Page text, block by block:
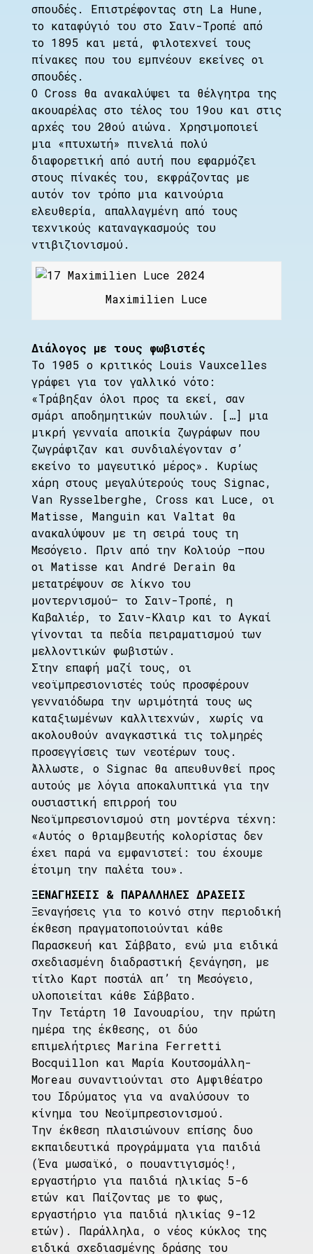
σπουδές. Επιστρέφοντας στη La Hune,
το καταφύγιό του στο Σαιν-Τροπέ από
το 1895 και μετά, φιλοτεχνεί τους
πίνακες που του εμπνέουν εκείνες οι
σπουδές.
Ο Cross θα ανακαλύψει τα θέλγητρα της
ακουαρέλας στο τέλος του 19ου και στις
αρχές του 20ού αιώνα. Χρησιμοποιεί
μια «πτυχωτή» πινελιά πολύ
διαφορετική από αυτή που εφαρμόζει
στους πίνακές του, εκφράζοντας με
αυτόν τον τρόπο μια καινούρια
ελευθερία, απαλλαγμένη από τους
τεχνικούς καταναγκασμούς του
ντιβιζιονισμού.
Maximilien Luce
Διάλογος με τους φωβιστές
Το 1905 ο κριτικός Louis Vauxcelles
γράφει για τον γαλλικό νότο:
«Τράβηξαν όλοι προς τα εκεί, σαν
σμάρι αποδημητικών πουλιών. […] μια
μικρή γενναία αποικία ζωγράφων που
ζωγράφιζαν και συνδιαλέγονταν σ’
εκείνο το μαγευτικό μέρος». Κυρίως
χάρη στους μεγαλύτερούς τους Signac,
Van Rysselberghe, Cross και Luce, οι
Matisse, Manguin και Valtat θα
ανακαλύψουν με τη σειρά τους τη
Μεσόγειο. Πριν από την Κολιούρ –που
οι Matisse και André Derain θα
μετατρέψουν σε λίκνο του
μοντερνισμού– το Σαιν-Τροπέ, η
Καβαλιέρ, το Σαιν-Κλαιρ και το Αγκαί
γίνονται τα πεδία πειραματισμού των
μελλοντικών φωβιστών.
Στην επαφή μαζί τους, οι
νεοϊμπρεσιονιστές τούς προσφέρουν
γενναιόδωρα την ωριμότητά τους ως
καταξιωμένων καλλιτεχνών, χωρίς να
ακολουθούν αναγκαστικά τις τολμηρές
προσεγγίσεις των νεοτέρων τους.
Άλλωστε, ο Signac θα απευθυνθεί προς
αυτούς με λόγια αποκαλυπτικά για την
ουσιαστική επιρροή του
Νεοϊμπρεσιονισμού στη μοντέρνα τέχνη:
«Αυτός ο θριαμβευτής κολορίστας δεν
έχει παρά να εμφανιστεί: του έχουμε
έτοιμη την παλέτα του».
ΞΕΝΑΓΗΣΕΙΣ & ΠΑΡΑΛΛΗΛΕΣ ΔΡΑΣΕΙΣ
Ξεναγήσεις για το κοινό στην περιοδική
έκθεση πραγματοποιούνται κάθε
Παρασκευή και Σάββατο, ενώ μια ειδικά
σχεδιασμένη διαδραστική ξενάγηση, με
τίτλο Καρτ ποστάλ απ’ τη Μεσόγειο,
υλοποιείται κάθε Σάββατο.
Την Τετάρτη 10 Ιανουαρίου, την πρώτη
ημέρα της έκθεσης, οι δύο
επιμελήτριες Marina Ferretti
Bocquillon και Μαρία Κουτσομάλλη-
Moreau συναντιούνται στο Αμφιθέατρο
του Ιδρύματος για να αναλύσουν το
κίνημα του Νεοϊμπρεσιονισμού.
Την έκθεση πλαισιώνουν επίσης δυο
εκπαιδευτικά προγράμματα για παιδιά
(Ένα μωσαϊκό, ο πουαντιγισμός!,
εργαστήριο για παιδιά ηλικίας 5-6
ετών και Παίζοντας με το φως,
εργαστήριο για παιδιά ηλικίας 9-12
ετών). Παράλληλα, ο νέος κύκλος της
ειδικά σχεδιασμένης δράσης του